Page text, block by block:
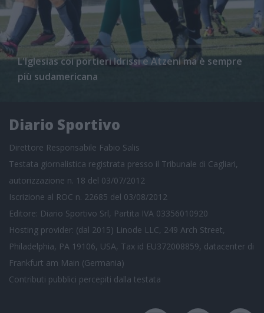
L'Iglesias coi portieri Idrissi e Atzeni ma è sempre
più sudamericana
Diario Sportivo
Direttore Responsabile Fabio Salis
Testata giornalistica registrata presso il Tribunale di Cagliari,
autorizzazione n. 18 del 03/07/2012
Iscrizione al ROC n. 22685 del 03/08/2012
Editore: Diario Sportivo Srl, Partita IVA 03356010920
Hosting provider: (dal 2015) Linode LLC, 249 Arch Street,
Philadelphia, PA 19106, USA, Tax id EU372008859, datacenter di
Frankfurt am Main (Germania)
Contributi pubblici percepiti dalla testata